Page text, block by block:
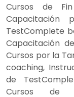
Cursos de
Capacitación
TestComplete
Capacitación
Cursos por la
coaching,
de
Cursos de